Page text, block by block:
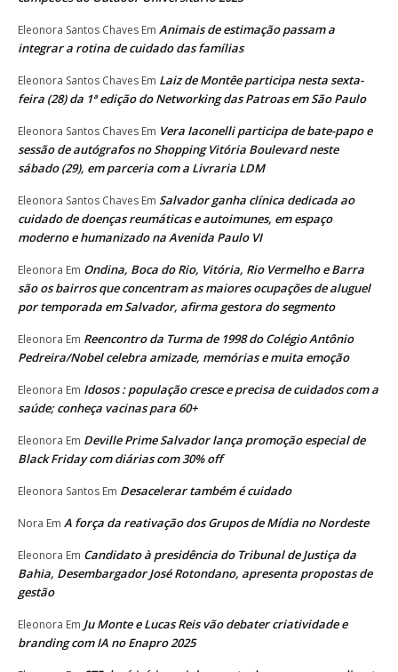
Eleonora Santos Chaves Em Animais de estimação passam a
integrar a rotina de cuidado das famílias
Eleonora Santos Chaves Em Laiz de Montêe participa nesta sexta-
feira (28) da 1ª edição do Networking das Patroas em São Paulo
Eleonora Santos Chaves Em Vera Iaconelli participa de bate-papo e
sessão de autógrafos no Shopping Vitória Boulevard neste
sábado (29), em parceria com a Livraria LDM
Eleonora Santos Chaves Em Salvador ganha clínica dedicada ao
cuidado de doenças reumáticas e autoimunes, em espaço
moderno e humanizado na Avenida Paulo VI
Eleonora Em Ondina, Boca do Rio, Vitória, Rio Vermelho e Barra
são os bairros que concentram as maiores ocupações de aluguel
por temporada em Salvador, afirma gestora do segmento
Eleonora Em Reencontro da Turma de 1998 do Colégio Antônio
Pedreira/Nobel celebra amizade, memórias e muita emoção
Eleonora Em Idosos : população cresce e precisa de cuidados com a
saúde; conheça vacinas para 60+
Eleonora Em Deville Prime Salvador lança promoção especial de
Black Friday com diárias com 30% off
Eleonora Santos Em Desacelerar também é cuidado
Nora Em A força da reativação dos Grupos de Mídia no Nordeste
Eleonora Em Candidato à presidência do Tribunal de Justiça da
Bahia, Desembargador José Rotondano, apresenta propostas de
gestão
Eleonora Em Ju Monte e Lucas Reis vão debater criatividade e
branding com IA no Enapro 2025